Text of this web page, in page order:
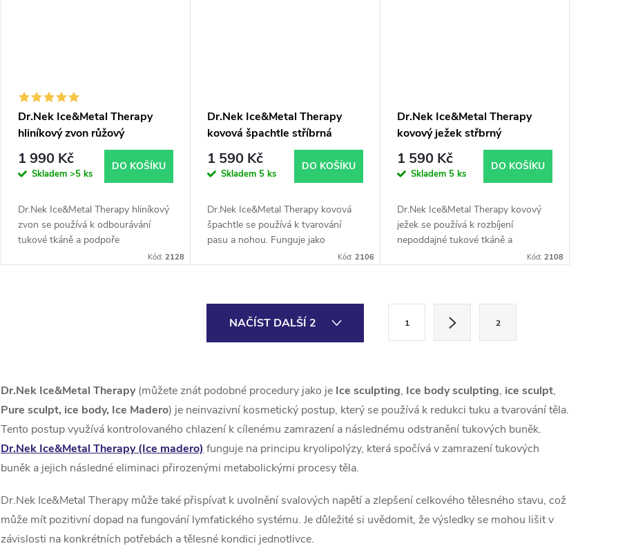
Dr.Nek Ice&Metal Therapy
hliníkový zvon růžový
1 990 Kč
Skladem >5 ks
DO KOŠÍKU
Dr.Nek Ice&Metal Therapy hliníkový
zvon se používá k odbourávání
tukové tkáně a podpoře
lymfatického systému. Je navržen
Kód:2128
Dr.Nek Ice&Metal Therapy
kovová špachtle stříbrná
1 590 Kč
Skladem 5 ks
DO KOŠÍKU
Dr.Nek Ice&Metal Therapy kovová
špachtle se používá k tvarování
pasu a nohou. Funguje jako
"škrabka" po odbourání tukovéKód: 2106
Dr.Nek Ice&Metal Therapy
kovový ježek střbrný
1 590 Kč
Skladem 5 ks
DO KOŠÍKU
Dr.Nek Ice&Metal Therapy kovový
ježek se používá k rozbíjení
nepoddajné tukové tkáně a
napomáhá ke zpevnění pokožky.
Kód: 2108
á
d
a
í
p
NAČÍST DALŠÍ 2
n
k
o
á
n
1 2
Dr.Nek Ice&Metal Therapy(můžete znát podobné procedury jako je Ice sculpting, Ice body sculpting, ice sculpt,
Pure sculpt, ice body, Ice Madero) je neinvazivní kosmetický postup, který se používá k redukci tuku a tvarování těla.
Tento postup využívá kontrolovaného chlazení k cílenému zamrazení a následnému odstranění tukových buněk.
Dr.Nek Ice&Metal Therapy (Ice madero) funguje na principu kryolipolýzy, která spočívá v zamrazení tukových
buněk a jejich následné eliminaci přirozenými metabolickými procesy těla.
Dr.Nek Ice&Metal Therapy může také přispívat k uvolnění svalových napětí a zlepšení celkového tělesného stavu, což
může mít pozitivní dopad na fungování lymfatického systému. Je důležité si uvědomit, že výsledky se mohou lišit v
závislosti na konkrétních potřebách a tělesné kondici jednotlivce.